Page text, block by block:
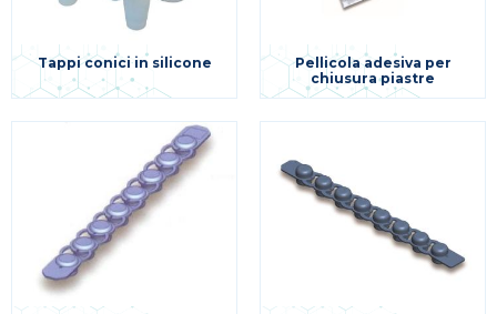
Tappi conici in silicone
Pellicola adesiva per
chiusura piastre